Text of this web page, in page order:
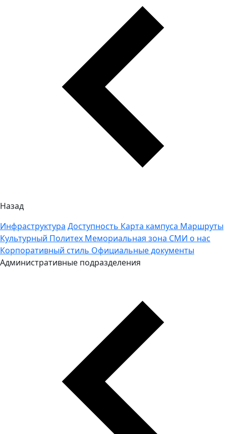
Назад
Инфраструктура Доступность Карта кампуса Маршруты
Культурный Политех Мемориальная зона СМИ о нас
Корпоративный стиль Официальные документы
Административные подразделения